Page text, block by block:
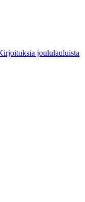
joululauluista